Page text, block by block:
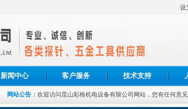
设
新闻中心 客户服务 技术支持
网站公告：欢迎访问昆山彩格机电设备有限公司网站，您有任何